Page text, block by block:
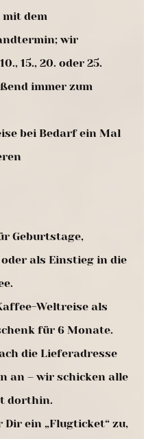
dem
wir
15., 20. oder 25.
immer zum
bei Bedarf ein Mal
Geburtstage,
als Einstieg in die
Weltreise als
für 6 Monate.
die Lieferadresse
an – wir schicken alle
dorthin.
ein „Flugticket“ zu,